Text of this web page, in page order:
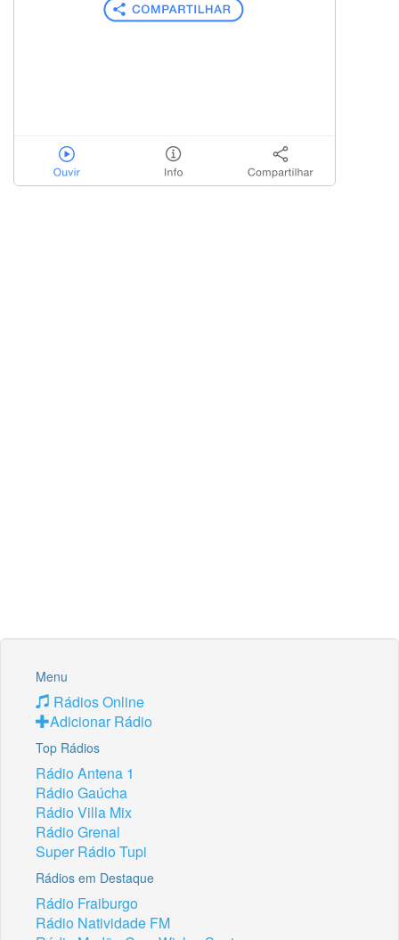
Menu
Rádios Online
Adicionar Rádio
Top Rádios
Rádio Antena 1
Rádio Gaúcha
Rádio Villa Mix
Rádio Grenal
Super Rádio Tupi
Rádios em Destaque
Rádio Fraiburgo
Rádio Natividade FM